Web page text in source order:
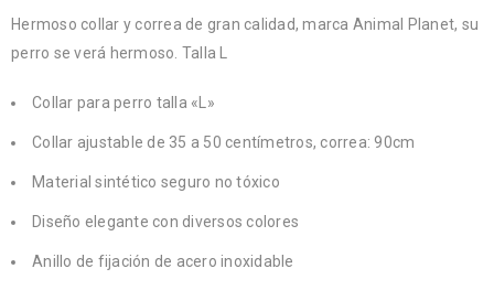
Hermoso collar y correa de gran calidad, marca Animal Planet, su
perro se verá hermoso. Talla L
Collar para perro talla «L»
Collar ajustable de 35 a 50 centímetros, correa: 90cm
Material sintético seguro no tóxico
Diseño elegante con diversos colores
Anillo de fijación de acero inoxidable